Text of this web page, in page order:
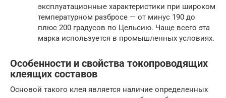
эксплуатационные характеристики при широком
температурном разбросе — от минус 190 до
плюс 200 градусов по Цельсию. Чаще всего эта
марка используется в промышленных условиях.
Особенности и свойства токопроводящих
клеящих составов
Основой такого клея является наличие определенных